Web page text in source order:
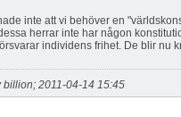
inte att vi behöver en
herrar inte har någon
individens frihet. De blir nu
billion; 2011-04-14 15:45